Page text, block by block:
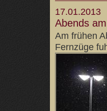
17.01.2013
Abends
Am frühen
Fernzüge